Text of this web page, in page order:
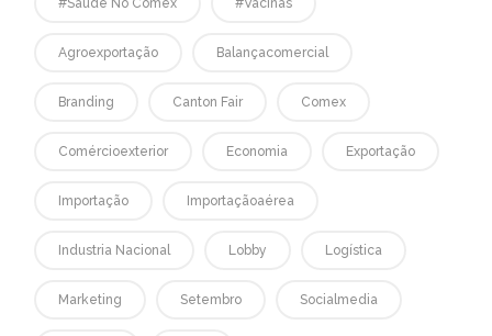
#saúde No Comex #vacinas
Agroexportação Balançacomercial
Branding Canton Fair Comex
Comércioexterior Economia Exportação
Importação Importaçãoaérea
Industria Nacional Lobby Logística
Marketing Setembro Socialmedia